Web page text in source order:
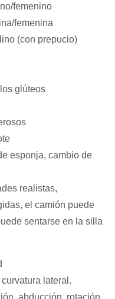
femenino
femenina
(con prepucio)
glúteos
esponja, cambio de
realistas,
el camión puede
sentarse en la silla
lateral.
abducción, rotación,